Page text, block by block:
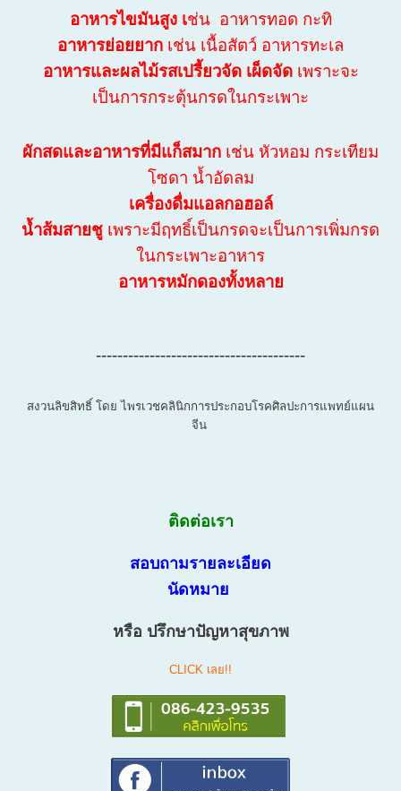
อาหารไขมันสูง เช่น อาหารทอด กะทิ
อาหารย่อยยาก เช่น เนื้อสัตว์ อาหารทะเล
อาหารและผลไม้รสเปรี้ยวจัด เผ็ดจัดเพราะจะ
เป็นการกระตุ้นกรดในกระเพาะ
ผักสดและอาหารที่มีแก็สมาก เช่น หัวหอม กระเทียม
โซดา น้ำอัดลม
เครื่องดื่มแอลกอฮอล์
น้ำส้มสายชู เพราะมีฤทธิ์เป็นกรดจะเป็นการเพิ่มกรด
ในกระเพาะอาหาร
อาหารหมักดองทั้งหลาย
---------------------------------------
สงวนลิขสิทธิ์ โดย ไพรเวชคลินิกการประกอบโรคศิลปะการแพทย์แผน
จีน
ติดต่อเรา
สอบถามรายละเอียด
นัดหมาย
หรือ ปรึกษาปัญหาสุขภาพ
CLICK เลย!!